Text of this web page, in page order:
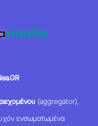
(aggregator),
ενσωματωμένα